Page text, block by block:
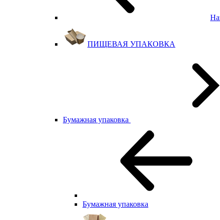
ПИЩЕВАЯ УПАКОВКА
Бумажная упаковка
Бумажная упаковка